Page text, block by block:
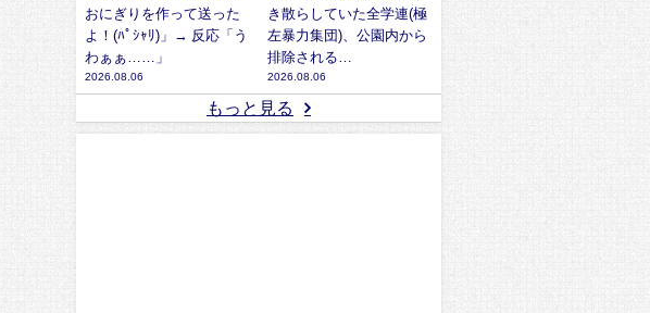
おにぎりを作って送った
よ！(ﾊﾟｼｬﾘ)」→ 反応「う
わぁぁ……」
2026.08.06
き散らしていた全学連(極
左暴力集団)、公園内から
排除される…
2026.08.06
もっと見る